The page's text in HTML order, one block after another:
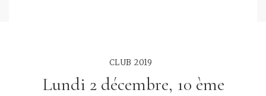
CLUB 2019
Lundi 2 décembre, 10 ème